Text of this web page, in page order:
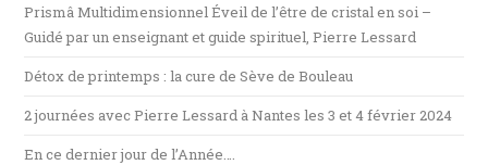
Prismâ Multidimensionnel Éveil de l’être de cristal en soi –
Guidé par un enseignant et guide spirituel, Pierre Lessard
Détox de printemps : la cure de Sève de Bouleau
2 journées avec Pierre Lessard à Nantes les 3 et 4 février 2024
En ce dernier jour de l’Année….